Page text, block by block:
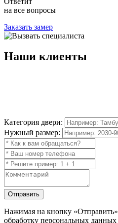
на все вопросы
Заказать замер
Наши клиенты
Категория двери:
Нужный размер:
Отправить
Нажимая на кнопку «Отправить»
обработку персональных данных